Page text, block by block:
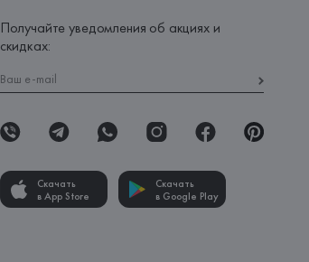
Получайте уведомления об акциях и
скидках:
Скачать
в App Store
Скачать
в Google Play